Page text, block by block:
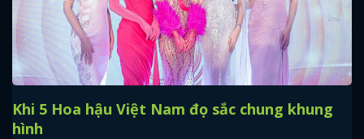
Khi 5 Hoa hậu Việt Nam đọ sắc chung khung
hình